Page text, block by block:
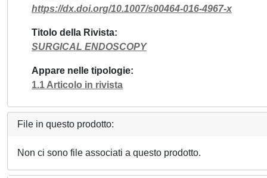
https://dx.doi.org/10.1007/s00464-016-4967-x
Titolo della Rivista
SURGICAL ENDOSCOPY
Appare nelle tipologie
1.1 Articolo in rivista
File in questo prodotto:
Non ci sono file associati a questo prodotto.